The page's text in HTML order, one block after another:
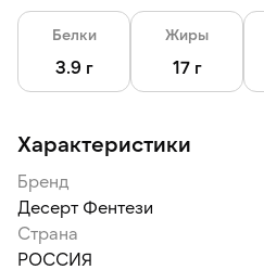
Белки
3.9 г
Жиры
17 г
Характеристики
Бренд
Десерт Фентези
Страна
РОССИЯ